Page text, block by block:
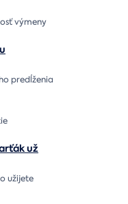
výmeny
predĺženia
už
užijete